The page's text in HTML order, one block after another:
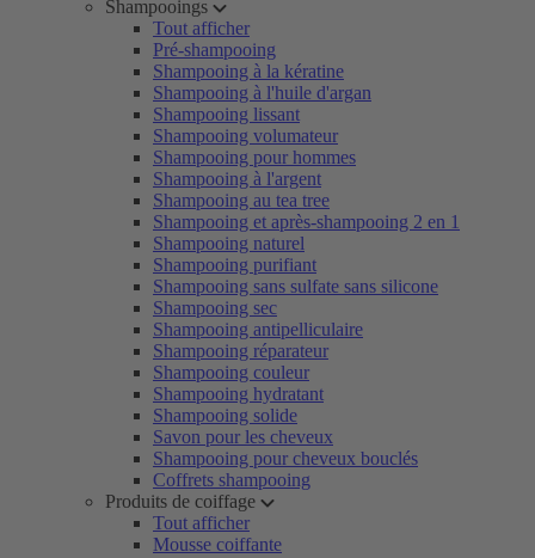
Shampooings
Tout afficher
Pré-shampooing
Shampooing à la kératine
Shampooing à l'huile d'argan
Shampooing lissant
Shampooing volumateur
Shampooing pour hommes
Shampooing à l'argent
Shampooing au tea tree
Shampooing et après-shampooing 2 en 1
Shampooing naturel
Shampooing purifiant
Shampooing sans sulfate sans silicone
Shampooing sec
Shampooing antipelliculaire
Shampooing réparateur
Shampooing couleur
Shampooing hydratant
Shampooing solide
Savon pour les cheveux
Shampooing pour cheveux bouclés
Coffrets shampooing
Produits de coiffage
Tout afficher
Mousse coiffante